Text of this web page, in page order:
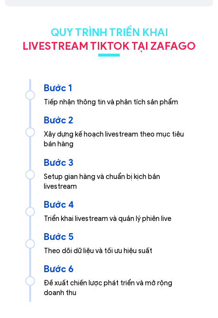
QUY TRÌNH TRIỂN KHAI
LIVESTREAM TIKTOK TẠI ZAFAGO
Bước 1
Tiếp nhận thông tin và phân tích sản phẩm
Bước 2
Xây dựng kế hoạch livestream theo mục tiêu
bán hàng
Bước 3
Setup gian hàng và chuẩn bị kịch bản
livestream
Bước 4
Triển khai livestream và quản lý phiên live
Bước 5
Theo dõi dữ liệu và tối ưu hiệu suất
Bước 6
Đề xuất chiến lược phát triển và mở rộng
doanh thu